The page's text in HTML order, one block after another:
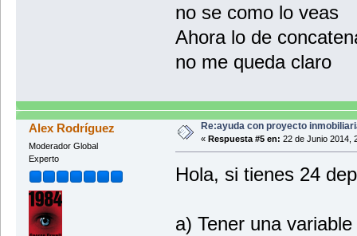
no se como lo veas
Ahora lo de
no me queda claro
Alex Rodríguez
Moderador Global
Experto
Re:ayuda con proyecto
« Respuesta #5 en: 22 de Junio 2014,
Hola, si tienes 24
a) Tener una